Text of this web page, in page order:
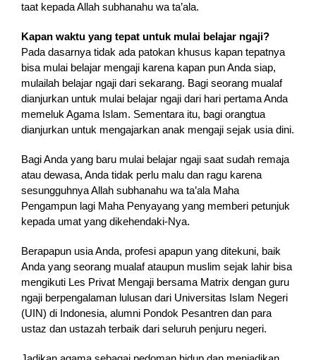
taat kepada Allah subhanahu wa ta’ala.
Kapan waktu yang tepat untuk mulai belajar ngaji?
Pada dasarnya tidak ada patokan khusus kapan tepatnya
bisa mulai belajar mengaji karena kapan pun Anda siap,
mulailah belajar ngaji dari sekarang. Bagi seorang mualaf
dianjurkan untuk mulai belajar ngaji dari hari pertama Anda
memeluk Agama Islam. Sementara itu, bagi orangtua
dianjurkan untuk mengajarkan anak mengaji sejak usia dini.
Bagi Anda yang baru mulai belajar ngaji saat sudah remaja
atau dewasa, Anda tidak perlu malu dan ragu karena
sesungguhnya Allah subhanahu wa ta’ala Maha
Pengampun lagi Maha Penyayang yang memberi petunjuk
kepada umat yang dikehendaki-Nya.
Berapapun usia Anda, profesi apapun yang ditekuni, baik
Anda yang seorang mualaf ataupun muslim sejak lahir bisa
mengikuti Les Privat Mengaji bersama Matrix dengan guru
ngaji berpengalaman lulusan dari Universitas Islam Negeri
(UIN) di Indonesia, alumni Pondok Pesantren dan para
ustaz dan ustazah terbaik dari seluruh penjuru negeri.